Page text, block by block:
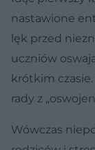
nastawione
lęk przed
uczniów
krótkim
rady z
Wówczas